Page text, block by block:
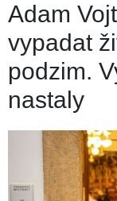
Adam
vypadat
podzim.
nastaly